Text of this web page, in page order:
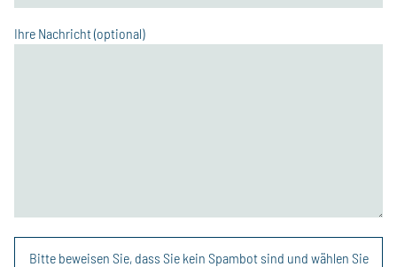
Ihre Nachricht (optional)
Bitte beweisen Sie, dass Sie kein Spambot sind und wählen Sie